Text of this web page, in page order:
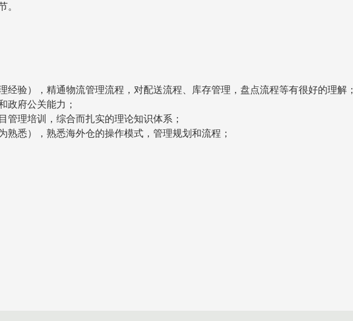
。
经验），精通物流管理流程，对配送流程、库存管理，盘点流程等有很好的理解；
政府公关能力；
管理培训，综合而扎实的理论知识体系；
熟悉），熟悉海外仓的操作模式，管理规划和流程；